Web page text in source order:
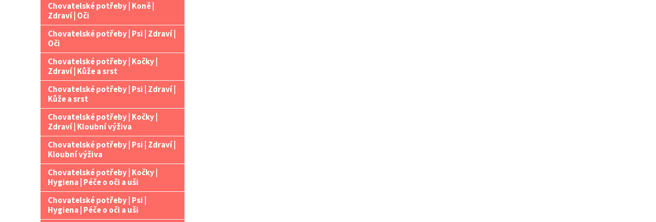
Chovatelské potřeby | Koně |
Zdraví | Oči
Chovatelské potřeby | Psi | Zdraví |
Oči
Chovatelské potřeby | Kočky |
Zdraví | Kůže a srst
Chovatelské potřeby | Psi | Zdraví |
Kůže a srst
Chovatelské potřeby | Kočky |
Zdraví | Kloubní výživa
Chovatelské potřeby | Psi | Zdraví |
Kloubní výživa
Chovatelské potřeby | Kočky |
Hygiena | Péče o oči a uši
Chovatelské potřeby | Psi |
Hygiena | Péče o oči a uši